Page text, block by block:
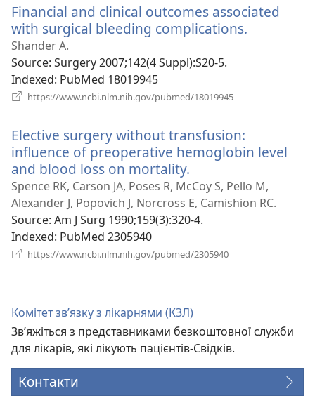
вікні)
Financial and clinical outcomes associated
with surgical bleeding complications.
Shander A.
Source‎: Surgery 2007;142(4 Suppl):S20-5.
Indexed‎: PubMed 18019945
https://www.ncbi.nlm.nih.gov/pubmed/18019945
вікні)
Elective surgery without transfusion:
influence of preoperative hemoglobin level
and blood loss on mortality.
у
новому
вікні)
Spence RK, Carson JA, Poses R, McCoy S, Pello M,
Alexander J, Popovich J, Norcross E, Camishion RC.
Source‎: Am J Surg 1990;159(3):320-4.
Indexed‎: PubMed 2305940
https://www.ncbi.nlm.nih.gov/pubmed/2305940
Комітет зв’язку з лікарнями (КЗЛ)
Зв’яжіться з представниками безкоштовної служби
для лікарів, які лікують пацієнтів-Свідків.
Контакти